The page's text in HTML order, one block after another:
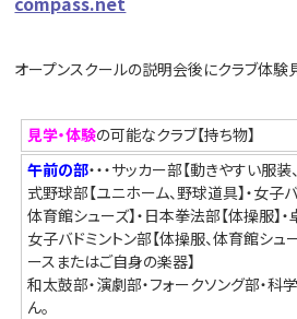
オープンスクールの説明会後にクラブ体験
見学・体験の可能なクラブ【持ち物】
午前の部・・・サッカー部【動きやすい服
式野球部【ユニホーム、野球道具】・女子
体育館シューズ】・日本拳法部【体操服】・
女子バドミントン部【体操服、体育館シュ
ースまたはご自身の楽器】
和太鼓部・演劇部・フォークソング部・
ん。